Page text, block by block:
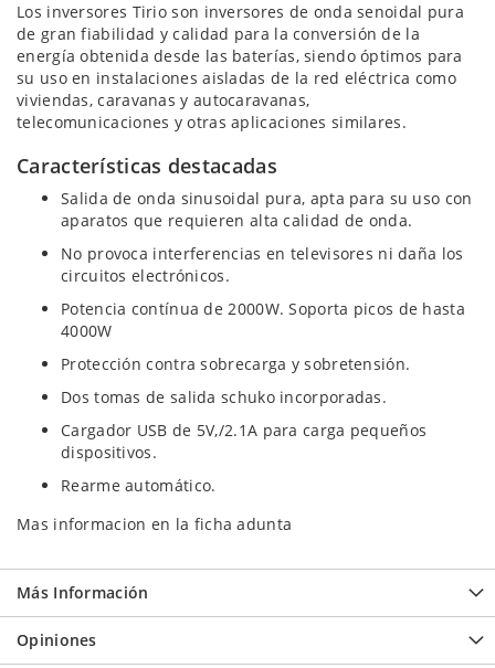
Los inversores Tirio son inversores de onda senoidal pura
de gran fiabilidad y calidad para la conversión de la
energía obtenida desde las baterías, siendo óptimos para
su uso en instalaciones aisladas de la red eléctrica como
viviendas, caravanas y autocaravanas,
telecomunicaciones y otras aplicaciones similares.
Características destacadas
Salida de onda sinusoidal pura, apta para su uso con
aparatos que requieren alta calidad de onda.
No provoca interferencias en televisores ni daña los
circuitos electrónicos.
Potencia contínua de 2000W. Soporta picos de hasta
4000W
Protección contra sobrecarga y sobretensión.
Dos tomas de salida schuko incorporadas.
Cargador USB de 5V,/2.1A para carga pequeños
dispositivos.
Rearme automático.
Mas informacion en la ficha adunta
Más Información
Opiniones